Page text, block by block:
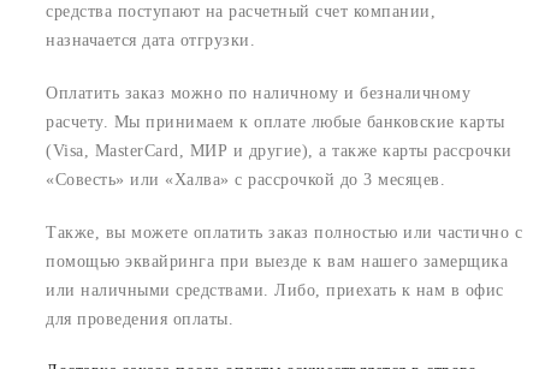
средства поступают на расчетный счет компании,
назначается дата отгрузки.
Оплатить заказ можно по наличному и безналичному
расчету. Мы принимаем к оплате любые банковские карты
(Visa, MasterCard, МИР и другие), а также карты рассрочки
«Совесть» или «Халва» с рассрочкой до 3 месяцев.
Также, вы можете оплатить заказ полностью или частично с
помощью эквайринга при выезде к вам нашего замерщика
или наличными средствами. Либо, приехать к нам в офис
для проведения оплаты.